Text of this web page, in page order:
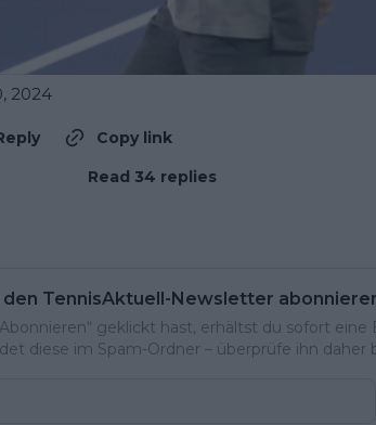
2024
Copy link
Read 34 replies
TennisAktuell-Newsletter
geklickt hast, erhältst du sofort eine
diese im Spam-Ordner – überprüfe ihn daher